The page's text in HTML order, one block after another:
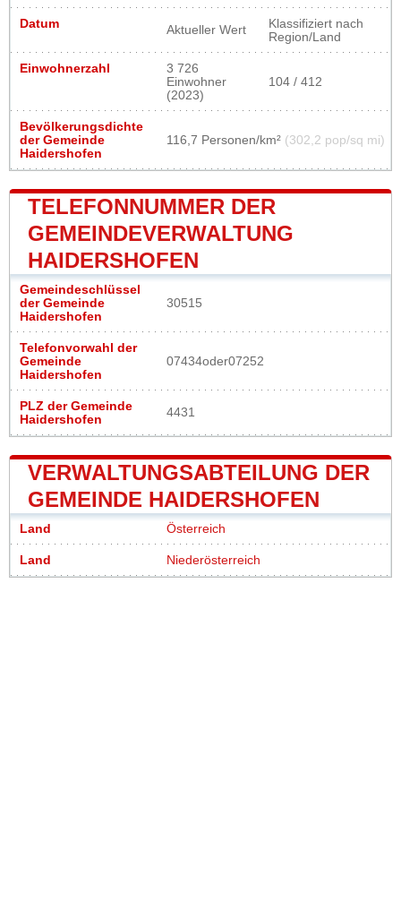
Datum Aktueller Wert
Klassifiziert nach
Region/Land
Einwohnerzahl
3 726
Einwohner
(2023)
104 / 412
Bevölkerungsdichte
der Gemeinde
Haidershofen
116,7 Personen/km² (302,2 pop/sq mi)
TELEFONNUMMER DER
GEMEINDEVERWALTUNG
HAIDERSHOFEN
Gemeindeschlüssel
der Gemeinde
Haidershofen
30515
Telefonvorwahl der
Gemeinde
Haidershofen
07434oder07252
PLZ der Gemeinde
Haidershofen
4431
VERWALTUNGSABTEILUNG DER
GEMEINDE HAIDERSHOFEN
Land Österreich
Land Niederösterreich